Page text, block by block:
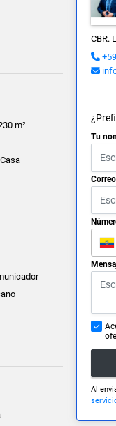
m²
Casa
CBR.
Tu
Al